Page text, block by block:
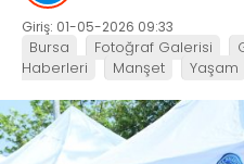
Giriş: 01-05-2026 09:33
Bursa Fotoğraf Galerisi
Haberleri
Manşet Yaşam